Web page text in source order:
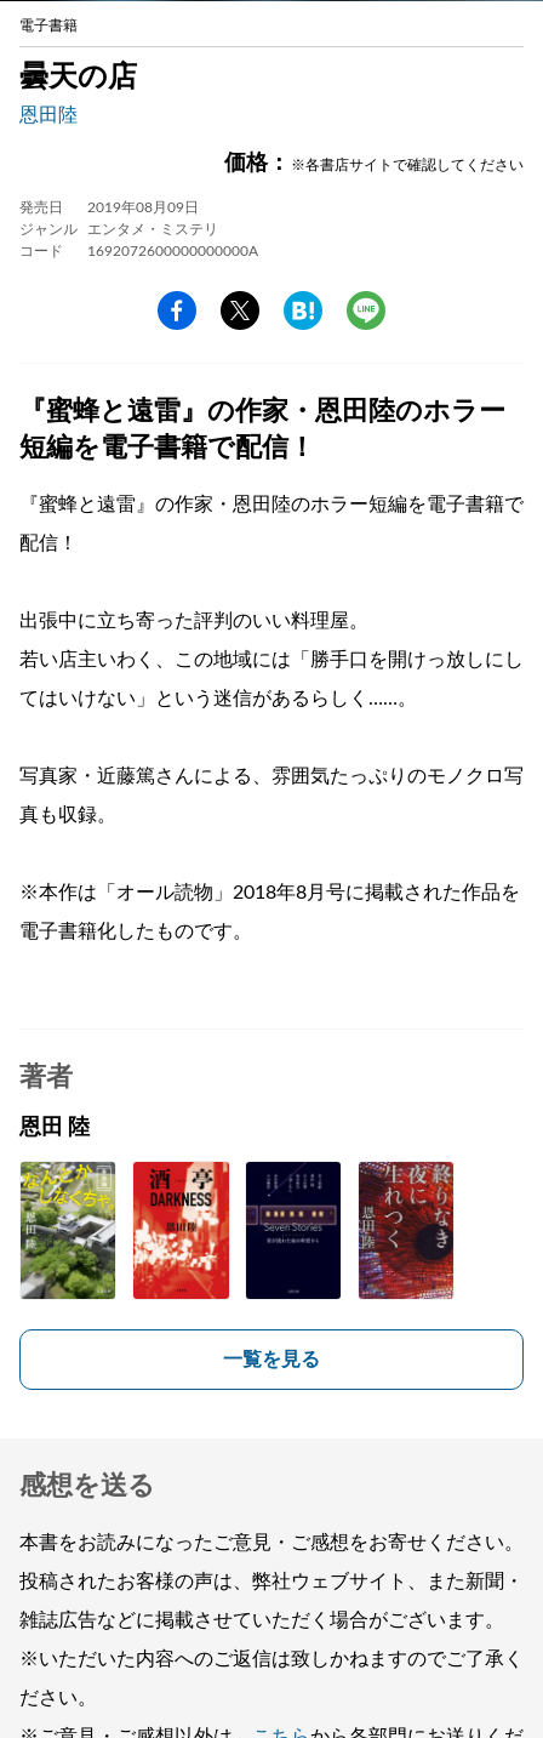
電子書籍
曇天の店
恩田陸
価格： ※各書店サイトで確認してください
発売日
2019年08月09日
ジャンル
エンタメ・ミステリ
コード
1692072600000000000A
『蜜蜂と遠雷』の作家・恩田陸のホラー
短編を電子書籍で配信！
『蜜蜂と遠雷』の作家・恩田陸のホラー短編を電子書籍で
配信！
出張中に立ち寄った評判のいい料理屋。
若い店主いわく、この地域には「勝手口を開けっ放しにし
てはいけない」という迷信があるらしく……。
写真家・近藤篤さんによる、雰囲気たっぷりのモノクロ写
真も収録。
※本作は「オール読物」2018年8月号に掲載された作品を
電子書籍化したものです。
著者
恩田 陸
一覧を見る
感想を送る
本書をお読みになったご意見・ご感想をお寄せください。
投稿されたお客様の声は、弊社ウェブサイト、また新聞・
雑誌広告などに掲載させていただく場合がございます。
※いただいた内容へのご返信は致しかねますのでご了承く
ださい。